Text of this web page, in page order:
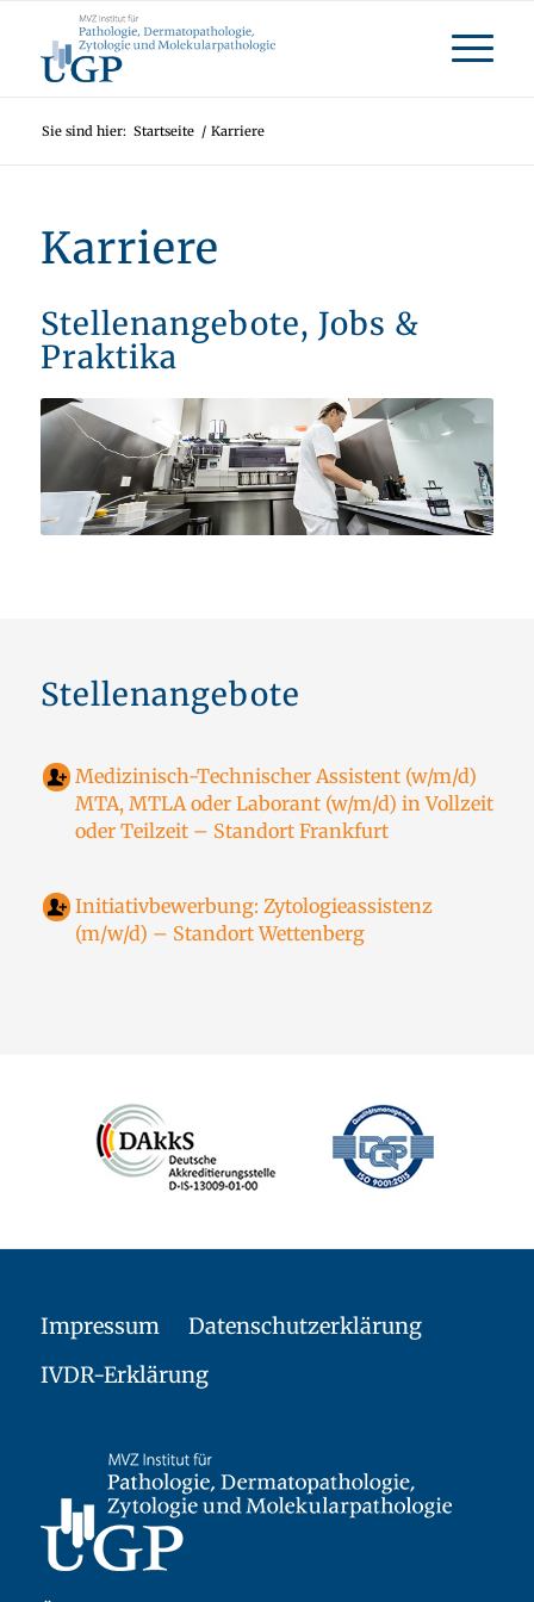
Sie sind hier: Startseite / Karriere
Karriere
Stellenangebote, Jobs &
Praktika
Stellenangebote
Medizinisch-Technischer Assistent (w/m/d)
MTA, MTLA oder Laborant (w/m/d) in Vollzeit
oder Teilzeit – Standort Frankfurt
Initiativbewerbung: Zytologieassistenz
(m/w/d) – Standort Wettenberg
Impressum
Datenschutzerklärung
IVDR-Erklärung